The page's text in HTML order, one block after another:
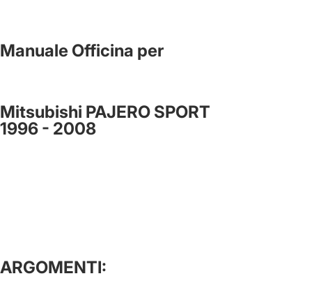
Manuale Officina per
Mitsubishi PAJERO SPORT
1996 - 2008
ARGOMENTI: